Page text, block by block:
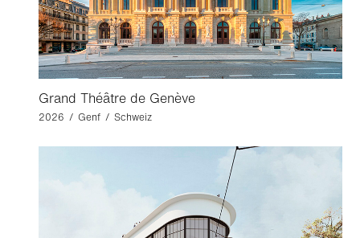
Grand Théâtre de Genève
2026 / Genf / Schweiz